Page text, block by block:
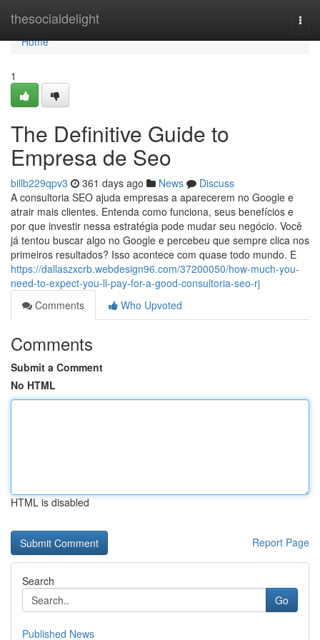
thesocialdelight
Home
Home
1
The Definitive Guide to
Empresa de Seo
billb229qpv3 361 days ago News
Discuss
A consultoria SEO ajuda empresas a aparecerem no Google e
atrair mais clientes. Entenda como funciona, seus benefícios e
por que investir nessa estratégia pode mudar seu negócio. Você
já tentou buscar algo no Google e percebeu que sempre clica nos
primeiros resultados? Isso acontece com quase todo mundo. E
https://dallaszxcrb.webdesign96.com/37200050/how-much-you-
need-to-expect-you-ll-pay-for-a-good-consultoria-seo-rj
Comments
Who Upvoted
Comments
Submit a Comment
No HTML
HTML is disabled
Report Page
Search
Go
Published News